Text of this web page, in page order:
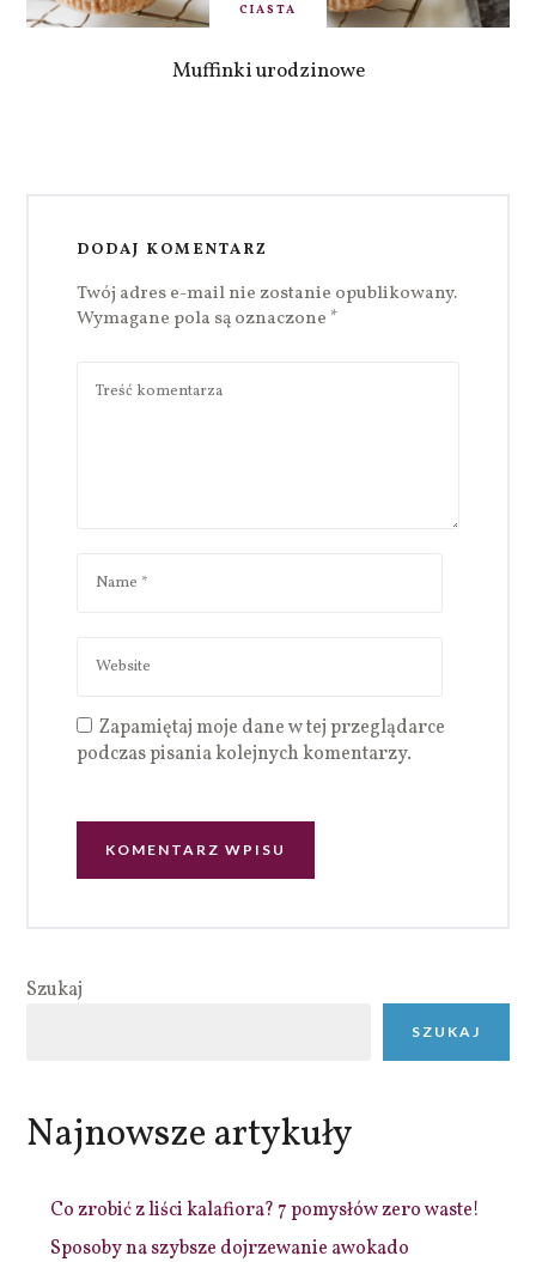
CIASTA
Muffinki urodzinowe
DODAJ KOMENTARZ
Twój adres e-mail nie zostanie opublikowany.
Wymagane pola są oznaczone *
Zapamiętaj moje dane w tej przeglądarce
podczas pisania kolejnych komentarzy.
Szukaj
SZUKAJ
Najnowsze artykuły
Co zrobić z liści kalafiora? 7 pomysłów zero waste!
Sposoby na szybsze dojrzewanie awokado